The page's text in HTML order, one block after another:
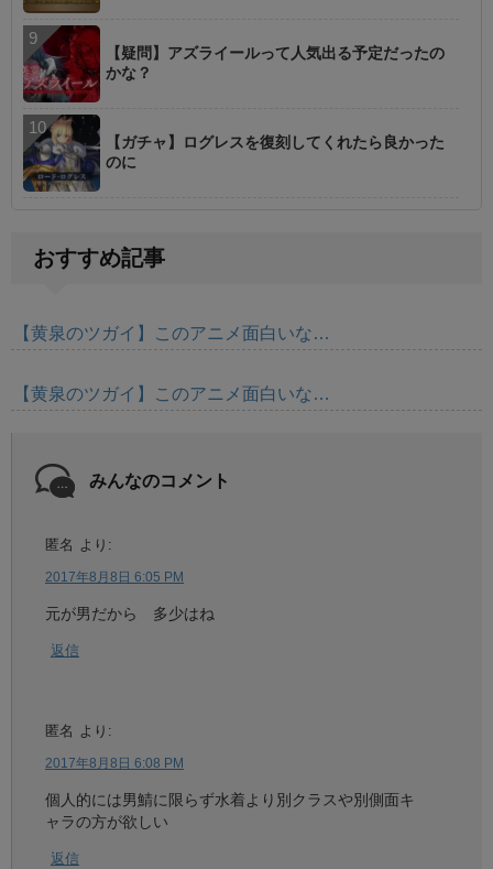
【疑問】アズライールって人気出る予定だったの
かな？
【ガチャ】ログレスを復刻してくれたら良かった
のに
おすすめ記事
【黄泉のツガイ】このアニメ面白いな…
【黄泉のツガイ】このアニメ面白いな…
みんなのコメント
匿名 より:
2017年8月8日 6:05 PM
元が男だから 多少はね
返信
匿名 より:
2017年8月8日 6:08 PM
個人的には男鯖に限らず水着より別クラスや別側面キ
ャラの方が欲しい
返信